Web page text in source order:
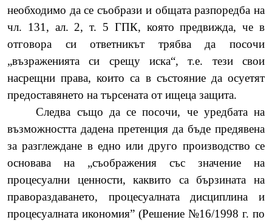
необходимо да се съобрази и общата разпоредба на
чл. 131, ал. 2, т. 5 ГПК, която предвижда, че в
отговора си ответникът трябва да посочи
„възраженията си срещу иска“, т.е. тези свои
насрещни права, които са в състояние да осуетят
предоставянето на търсената от ищеца защита.
Следва също да се посочи, че уредбата на
възможността дадена претенция да бъде предявена
за разглеждане в едно или друго производство се
основава на „съображения със значение на
процесуални ценности, каквито са бързината на
правораздаването, процесуалната дисциплина и
процесуалната икономия” (Решение №16/1998 г. по